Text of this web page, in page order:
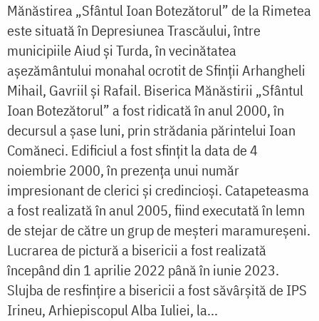
Mănăstirea „Sfântul Ioan Botezătorul” de la Rimetea
este situată în Depresiunea Trascăului, între
municipiile Aiud și Turda, în vecinătatea
așezământului monahal ocrotit de Sfinții Arhangheli
Mihail, Gavriil și Rafail. Biserica Mănăstirii „Sfântul
Ioan Botezătorul” a fost ridicată în anul 2000, în
decursul a șase luni, prin strădania părintelui Ioan
Comăneci. Edificiul a fost sfințit la data de 4
noiembrie 2000, în prezența unui număr
impresionant de clerici și credincioși. Catapeteasma
a fost realizată în anul 2005, fiind executată în lemn
de stejar de către un grup de meșteri maramureșeni.
Lucrarea de pictură a bisericii a fost realizată
începând din 1 aprilie 2022 până în iunie 2023.
Slujba de resfințire a bisericii a fost săvârșită de IPS
Irineu, Arhiepiscopul Alba Iuliei, la...